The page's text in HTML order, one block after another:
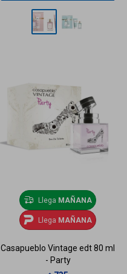
Llega MAÑANA
Llega MAÑANA
Casapueblo Vintage edt 80 ml
- Party